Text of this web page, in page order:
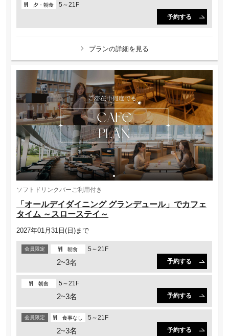
夕・朝食
5～21F
予約する
プランの詳細を見る
ソフトドリンクバーご利用付き
「オールデイダイニング グランデュール」でカフェ
タイム ～スローステイ～
2027年01月31日(日)まで
会員限定 朝食 5～21F
2~3名 予約する
朝食 5～21F
2~3名 予約する
会員限定 食事なし 5～21F
2~3名 予約する